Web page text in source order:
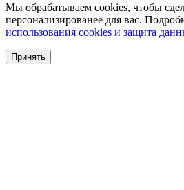
Мы обрабатываем cookies, чтобы
персонализированее для вас.
использования cookies и защита
Принять